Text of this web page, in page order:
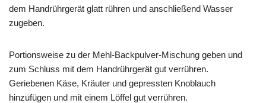
dem Handrührgerät glatt rühren und anschließend Wasser
zugeben.
Portionsweise zu der Mehl-Backpulver-Mischung geben und
zum Schluss mit dem Handrührgerät gut verrühren.
Geriebenen Käse, Kräuter und gepressten Knoblauch
hinzufügen und mit einem Löffel gut verrühren.